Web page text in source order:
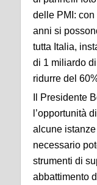
delle PMI:
anni si
tutta Italia,
di 1 miliardo
ridurre del
Il Presidente
l’opportunità
alcune
necessario
strumenti di
abbattimento